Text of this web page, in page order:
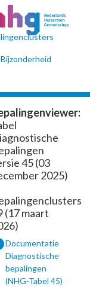
45 (03
2025)
(17 maart
Documentatie
Diagnostische
bepalingen
(NHG-Tabel 45)